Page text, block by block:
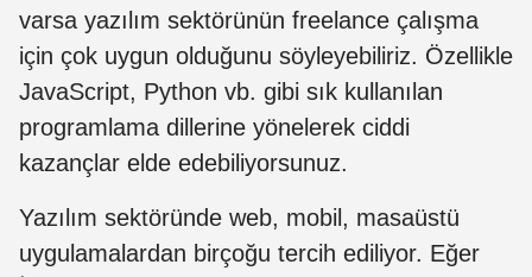
varsa yazılım sektörünün freelance çalışma
için çok uygun olduğunu söyleyebiliriz. Özellikle
JavaScript, Python vb. gibi sık kullanılan
programlama dillerine yönelerek ciddi
kazançlar elde edebiliyorsunuz.
Yazılım sektöründe web, mobil, masaüstü
uygulamalardan birçoğu tercih ediliyor. Eğer